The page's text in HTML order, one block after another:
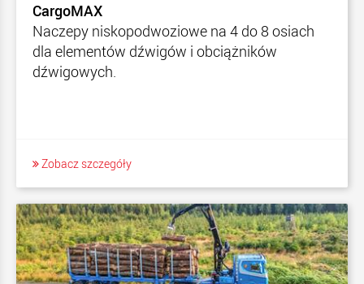
CargoMAX
Naczepy niskopodwoziowe na 4 do 8 osiach
dla elementów dźwigów i obciążników
dźwigowych.
Zobacz szczegóły